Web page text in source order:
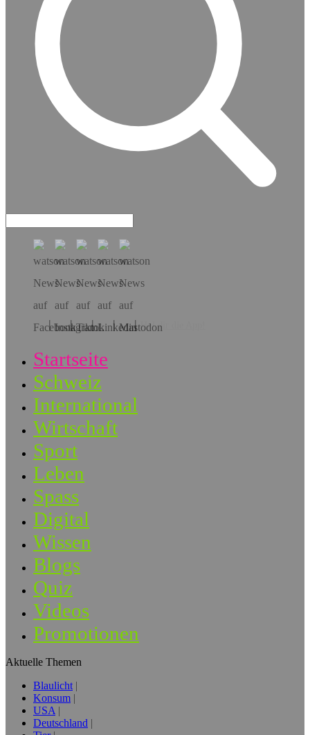
Hol dir die App!
Startseite
Schweiz
International
Wirtschaft
Sport
Leben
Spass
Digital
Wissen
Blogs
Quiz
Videos
Promotionen
Aktuelle Themen
Blaulicht
Konsum
USA
Deutschland